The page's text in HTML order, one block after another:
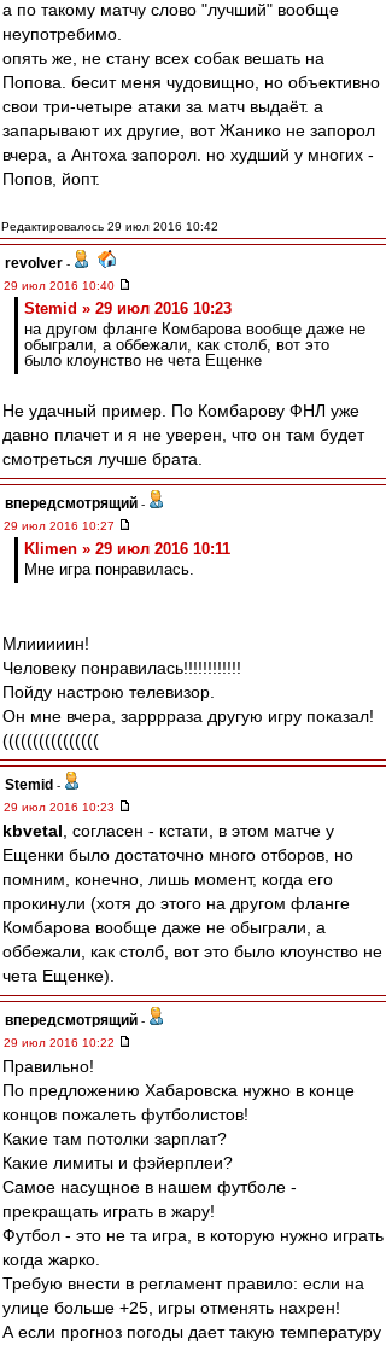
а по такому матчу слово "лучший" вообще
неупотребимо.
опять же, не стану всех собак вешать на
Попова. бесит меня чудовищно, но объективно
свои три-четыре атаки за матч выдаёт. а
запарывают их другие, вот Жанико не запорол
вчера, а Антоха запорол. но худший у многих -
Попов, йопт.
Редактировалось 29 июл 2016 10:42
revolver -
29 июл 2016 10:40
Stemid » 29 июл 2016 10:23
на другом фланге Комбарова вообще даже не
обыграли, а оббежали, как столб, вот это
было клоунство не чета Ещенке
Не удачный пример. По Комбарову ФНЛ уже
давно плачет и я не уверен, что он там будет
смотреться лучше брата.
впередсмотрящий -
29 июл 2016 10:27
Klimen » 29 июл 2016 10:11
Мне игра понравилась.
Млииииин!
Человеку понравилась!!!!!!!!!!!!
Пойду настрою телевизор.
Он мне вчера, зарррраза другую игру показал!
((((((((((((((((
Stemid -
29 июл 2016 10:23
kbvetal , согласен - кстати, в этом матче у
Ещенки было достаточно много отборов, но
помним, конечно, лишь момент, когда его
прокинули (хотя до этого на другом фланге
Комбарова вообще даже не обыграли, а
оббежали, как столб, вот это было клоунство не
чета Ещенке).
впередсмотрящий -
29 июл 2016 10:22
Правильно!
По предложению Хабаровска нужно в конце
концов пожалеть футболистов!
Какие там потолки зарплат?
Какие лимиты и фэйерплеи?
Самое насущное в нашем футболе -
прекращать играть в жару!
Футбол - это не та игра, в которую нужно играть
когда жарко.
Требую внести в регламент правило: если на
улице больше +25, игры отменять нахрен!
А если прогноз погоды дает такую температуру